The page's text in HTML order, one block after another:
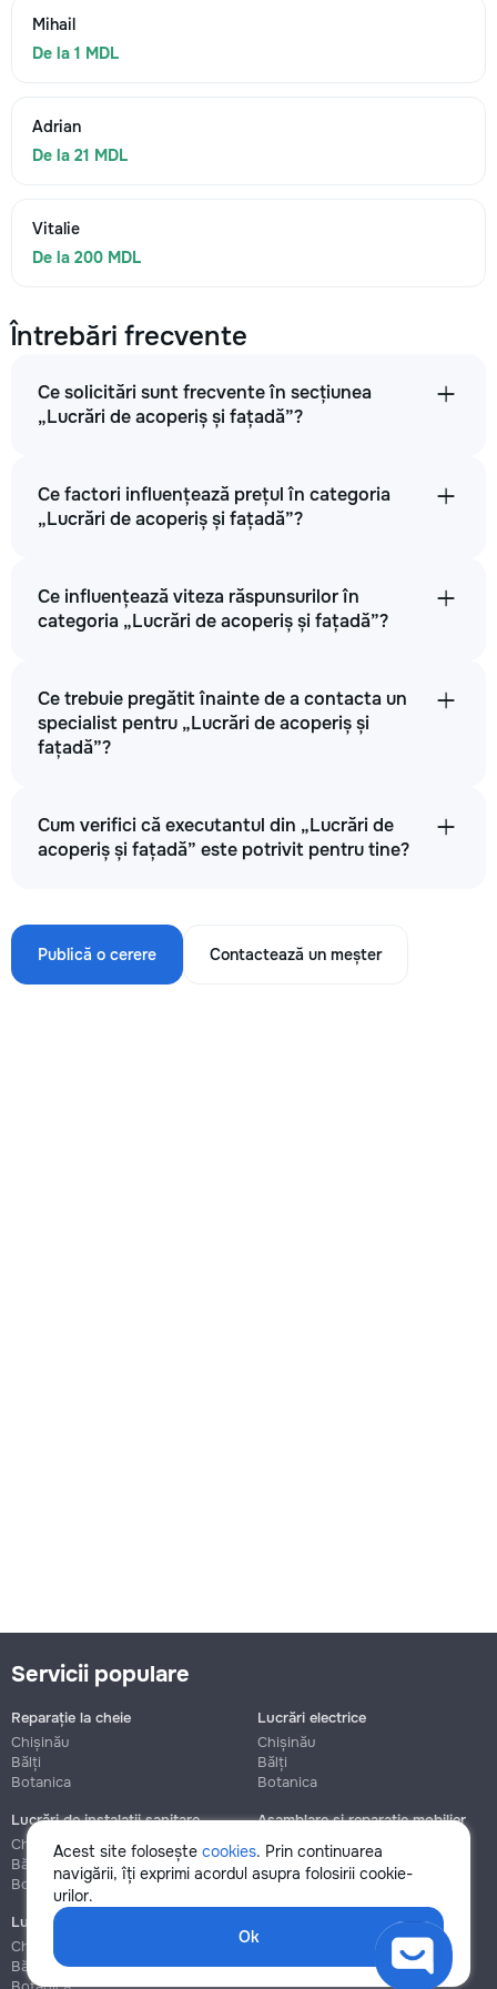
Mihail
De la 1 MDL
Adrian
De la 21 MDL
Vitalie
De la 200 MDL
Întrebări frecvente
Ce solicitări sunt frecvente în secțiunea
„Lucrări de acoperiș și fațadă”?
Ce factori influențează prețul în categoria
„Lucrări de acoperiș și fațadă”?
Ce influențează viteza răspunsurilor în
categoria „Lucrări de acoperiș și fațadă”?
Ce trebuie pregătit înainte de a contacta un
specialist pentru „Lucrări de acoperiș și
fațadă”?
Cum verifici că executantul din „Lucrări de
acoperiș și fațadă” este potrivit pentru tine?
Publică o cerere Contactează un meșter
Acest site folosește cookies. Prin continuarea
navigării, îți exprimi acordul asupra folosirii cookie-
urilor.
Ok
Servicii populare
Reparație la cheie
Chișinău
Bălți
Botanica
Lucrări electrice
Chișinău
Bălți
Botanica
Lucrări de instalații sanitare
Chișinău
Bălți
Botanica
Asamblare și reparație mobilier
Chișinău
Botanica
Lucrări de construcție și instalare
Chișinău
Bălți